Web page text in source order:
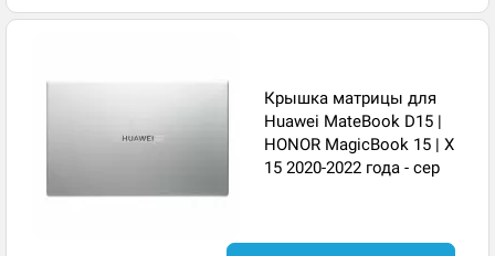
Крышка матрицы для
Huawei MateBook D15 |
HONOR MagicBook 15 | X
15 2020-2022 года - сер